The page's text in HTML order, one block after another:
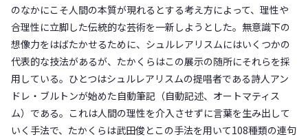
のなかにこそ人間の本質が現れるとする考え方によって、理性や
合理性に立脚した伝統的な芸術を一新しようとした。無意識下の
想像力をはばたかせるために、シュルレアリスムにはいくつかの
代表的な技法があるが、たかくらはこの展示の随所にそれらを採
用している。ひとつはシュルレアリスムの提唱者である詩人アン
ドレ・ブルトンが始めた自動筆記（自動記述、オートマティス
ム）である。これは人間の理性を介入させずに言葉を生み出して
いく手法で、たかくらは武田俊とこの手法を用いて108種類の連句